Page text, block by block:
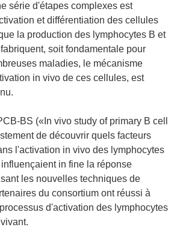
série d'étapes complexes est
et différentiation des cellules
la production des lymphocytes B et
soit fondamentale pour
maladies, le mécanisme
in vivo de ces cellules, est
BS («In vivo study of primary B cell
de découvrir quels facteurs
l'activation in vivo des lymphocytes
in fine la réponse
les nouvelles techniques de
du consortium ont réussi à
d'activation des lymphocytes